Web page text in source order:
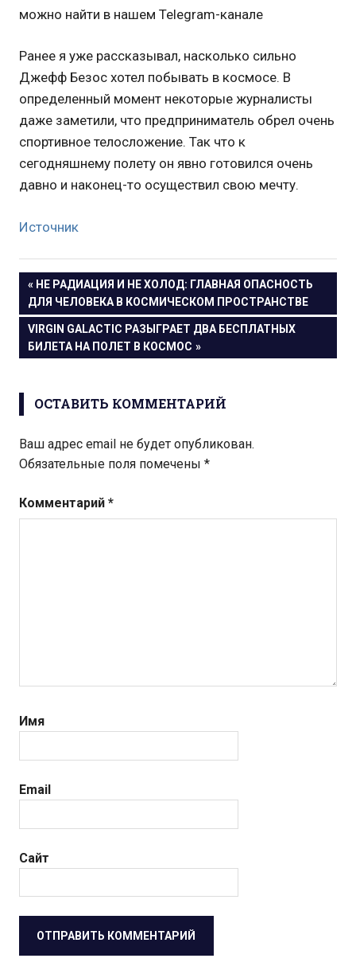
можно найти в нашем Telegram-канале
Ранее я уже рассказывал, насколько сильно
Джефф Безос хотел побывать в космосе. В
определенный момент некоторые журналисты
даже заметили, что предприниматель обрел очень
спортивное телосложение. Так что к
сегодняшнему полету он явно готовился очень
давно и наконец-то осуществил свою мечту.
Источник
Навигация
по
записям
ПРЕДЫДУЩАЯ
ЗАПИСЬ:
НЕ РАДИАЦИЯ И НЕ ХОЛОД: ГЛАВНАЯ ОПАСНОСТЬ
ДЛЯ ЧЕЛОВЕКА В КОСМИЧЕСКОМ ПРОСТРАНСТВЕ
СЛЕДУЮЩАЯ
ЗАПИСЬ:
VIRGIN GALACTIC РАЗЫГРАЕТ ДВА БЕСПЛАТНЫХ
БИЛЕТА НА ПОЛЕТ В КОСМОС
ОСТАВИТЬ КОММЕНТАРИЙ
Ваш адрес email не будет опубликован.
Обязательные поля помечены *
Комментарий *
Имя
Email
Сайт